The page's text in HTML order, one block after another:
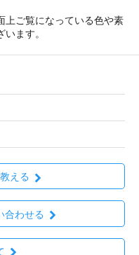
ご覧になっている色や素
ます。
える
合わせる